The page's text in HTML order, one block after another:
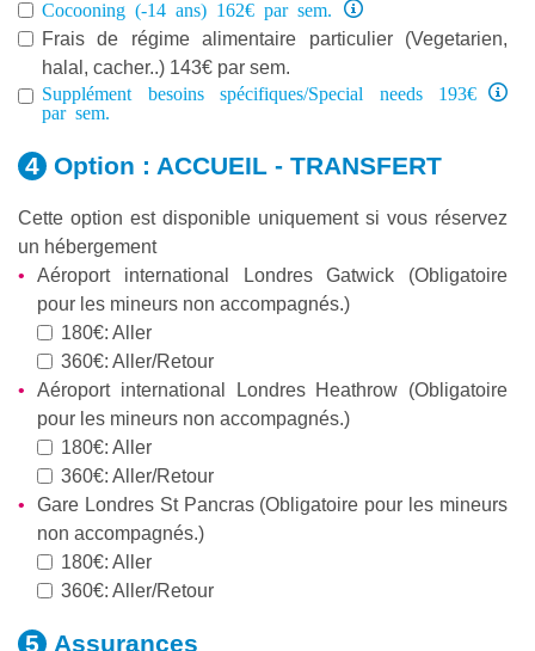
Cocooning (-14 ans) 162€ par sem.
Frais de régime alimentaire particulier (Vegetarien,
halal, cacher..) 143€ par sem.
Supplément besoins spécifiques/Special needs 193€
par sem.
Option : ACCUEIL - TRANSFERT
Cette option est disponible uniquement si vous réservez
un hébergement
Aéroport international Londres Gatwick (Obligatoire
pour les mineurs non accompagnés.)
180€: Aller
360€: Aller/Retour
Aéroport international Londres Heathrow (Obligatoire
pour les mineurs non accompagnés.)
180€: Aller
360€: Aller/Retour
Gare Londres St Pancras (Obligatoire pour les mineurs
non accompagnés.)
180€: Aller
360€: Aller/Retour
Assurances